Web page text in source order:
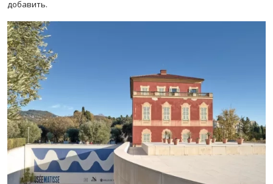
добавить.